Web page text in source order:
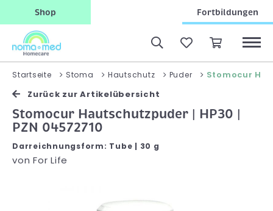
Shop Fortbildungen
Startseite Stoma Hautschutz Puder
Stomocur
Zurück zur Artikelübersicht
Stomocur Hautschutzpuder | HP30 |
PZN 04572710
Darreichnungsform: Tube | 30 g
von For Life